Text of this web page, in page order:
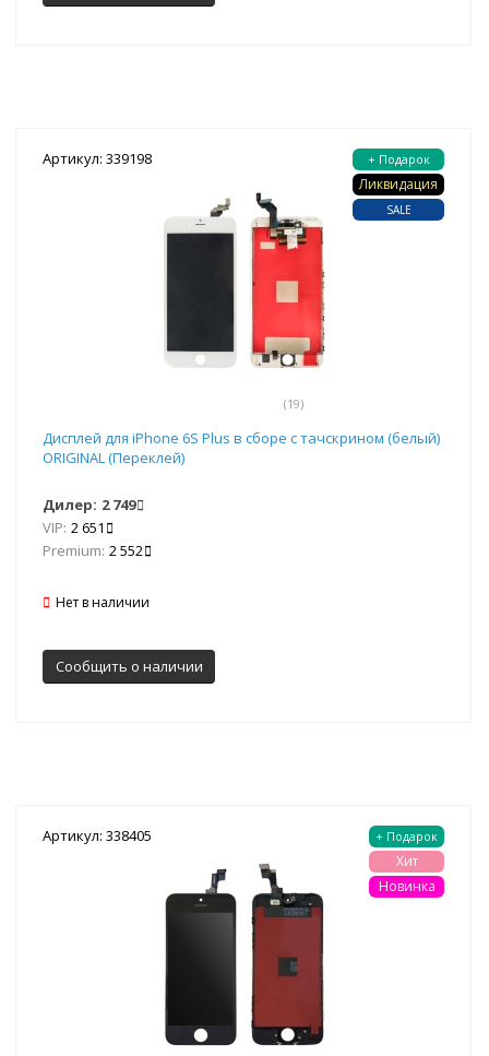
Артикул: 339198
(19)
+ Подарок
Ликвидация
SALE
Дисплей для iPhone 6S Plus в сборе с тачскрином (белый)
ORIGINAL (Переклей)
Дилер: 2 749
VIP: 2 651
Premium: 2 552
Нет в наличии
Сообщить о наличии
Артикул: 338405 + Подарок
Хит
Новинка